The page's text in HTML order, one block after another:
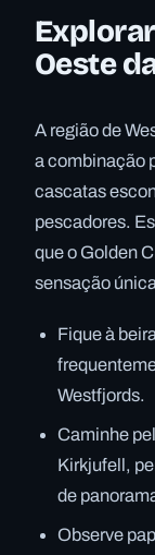
Oeste
A região de
a combinação
cascatas
pescadores.
que o Golden
sensação
Fique à
Westfjords.
Caminhe
Kirkjufell,
de
Observe